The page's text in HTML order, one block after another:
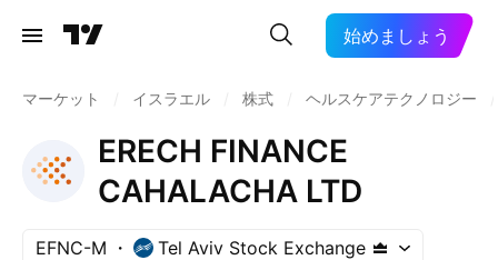
始めましょう
マーケット イスラエル 株式 ヘルスケアテクノロジー
ERECH FINANCE
CAHALACHA LTD
EFNC-M Tel Aviv Stock Exchange